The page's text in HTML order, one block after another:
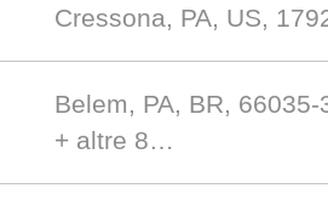
Cressona, PA, US,
Belem, PA, BR, 66035-
+ altre 8…